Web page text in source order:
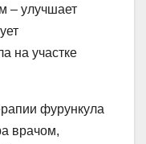
– улучшает
на участке
фурункула
врачом,